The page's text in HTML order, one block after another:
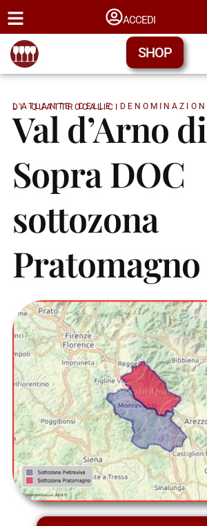
ACCEDI
SHOP
L'ATLANTE DELLE DENOMINAZIONI DI ORIGINE DI QUATTROCALICI
Val d’Arno di
Sopra DOC
sottozona
Pratomagno